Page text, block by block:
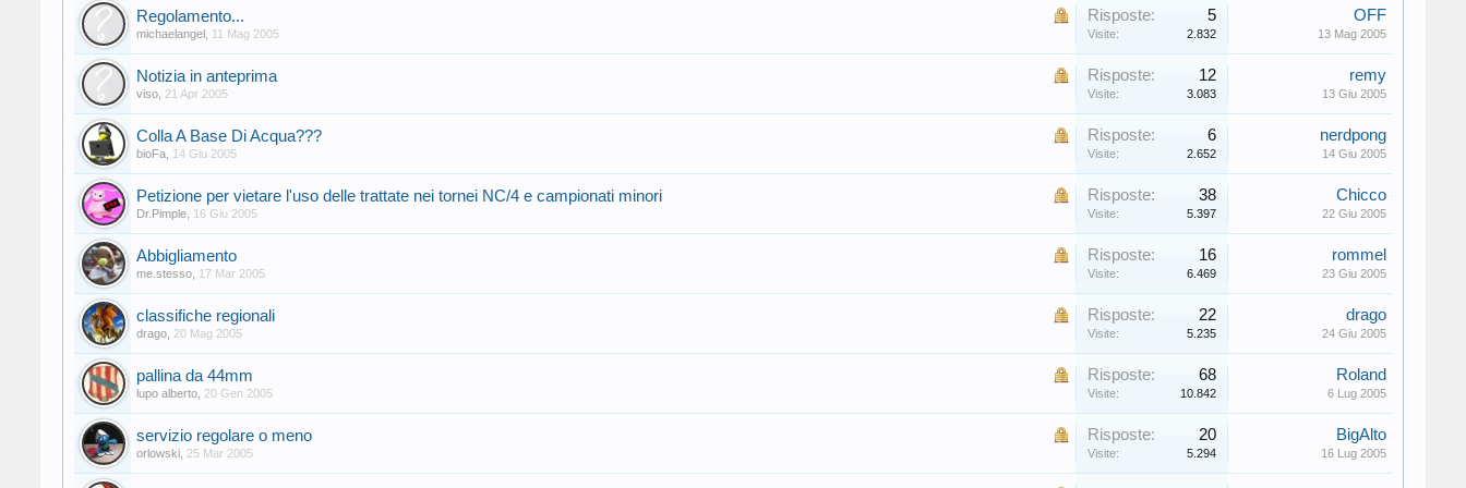
Regolamento...
michaelangel 11 Mag 2005
Risposte: 5
Visite: 2.832
OFF
13 Mag 2005
Notizia in anteprima
viso 21 Apr 2005
Risposte: 12
Visite: 3.083
remy
13 Giu 2005
Colla A Base Di Acqua???
bioFa 14 Giu 2005
Risposte: 6
Visite: 2.652
nerdpong
14 Giu 2005
Petizione per vietare l'uso delle trattate nei tornei NC/4 e campionati minori
Dr.Pimple 16 Giu 2005
Risposte: 38
Visite: 5.397
Chicco
22 Giu 2005
Abbigliamento
me.stesso 17 Mar 2005
Risposte: 16
Visite: 6.469
rommel
23 Giu 2005
classifiche regionali
drago 20 Mag 2005
Risposte: 22
Visite: 5.235
drago
24 Giu 2005
pallina da 44mm
lupo alberto 20 Gen 2005
Risposte: 68
Visite: 10.842
Roland
6 Lug 2005
servizio regolare o meno
orlowski 25 Mar 2005
Risposte: 20
Visite: 5.294
BigAlto
16 Lug 2005